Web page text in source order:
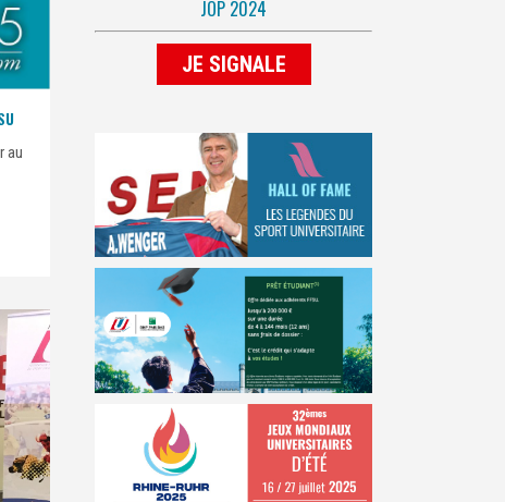
au
JOP 2024
JE SIGNALE